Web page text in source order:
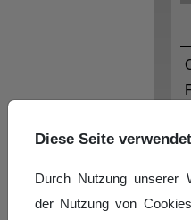
Diese Seite
Durch Nutzung unserer
der Nutzung von